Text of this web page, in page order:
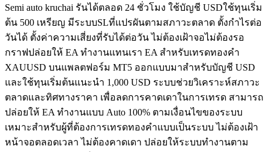
Semi auto kruchai รันได้ตลอด 24 ชั่วโมง ใช้บัญชี USDใช้ทุนเริ่ม
ต้น 500 เหรียญ มีระบบSLที่แปรผันตามสภาวะตลาด ตั้งกำไรต่อ
วันได้ ตั้งค่าความเสี่ยงที่รับได้ต่อวัน ไม่ต้องเฝ้าจอไม่ต้องรอ
กราฟปล่อยให้ EA ทำงานแทนเรา EA สำหรับเทรดทองคำ
XAUUSD บนแพลตฟอร์ม MT5 ออกแบบมาสำหรับบัญชี USD
และใช้ทุนเริ่มต้นแนะนำ 1,000 USD ระบบช่วยวิเคราะห์สภาวะ
ตลาดและทิศทางราคา เพื่อลดการคาดเดาในการเทรด สามารถ
ปล่อยให้ EA ทำงานแบบ Auto 100% ตามเงื่อนไขของระบบ
เหมาะสำหรับผู้ที่ต้องการเทรดทองคำแบบเป็นระบบ ไม่ต้องเฝ้า
หน้าจอตลอดเวลา ไม่ต้องคาดเดา ปล่อยให้ระบบทำงานตาม